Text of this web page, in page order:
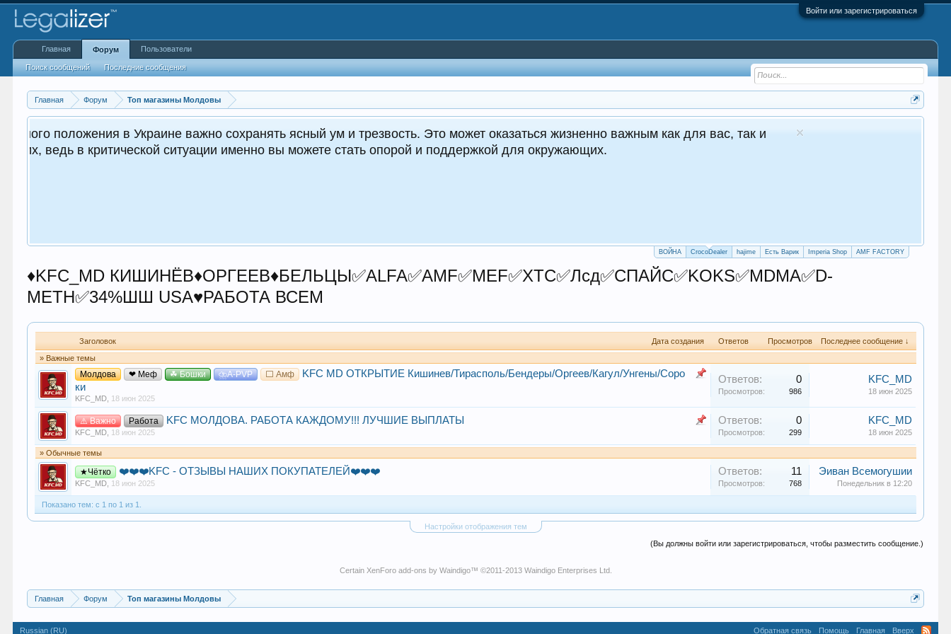
Войти или зарегистрироваться
Главная Форум Топ магазины Молдовы
как для вас, так и
CrocoDealer - №1 в Молдове Сайт авто продаж
Круглосуточные продажи 24/7
ВОЙНА CrocoDealer hajime Есть Варик Imperia Shop AMF FACTORY
♦️KFC_MD КИШИНЁВ♦️ОРГЕЕВ♦️БЕЛЬЦЫ✅ALFA✅AMF✅MEF✅XTC✅Лсд✅СПАЙС✅KOKS✅MDMA✅D-
METH✅34%ШШ USA♥️РАБОТА ВСЕМ
Заголовок Дата создания Ответов Просмотров
Последнее сообщение ↓
» Важные темы
Молдова ❤ Меф ☘ Бошки ⛈A-PVP ⬜ Амф
KFC MD ОТКРЫТИЕ Кишинев/Тирасполь/Бендеры/Оргеев/Кагул/Унгены/Соро
ки
KFC_MD 18 июн 2025
Ответов: 0
Просмотров: 986
KFC_MD
18 июн 2025
⚠️ Важно Работа KFC МОЛДОВА. РАБОТА КАЖДОМУ!!! ЛУЧШИЕ ВЫПЛАТЫ
KFC_MD 18 июн 2025
Ответов: 0
Просмотров: 299
KFC_MD
18 июн 2025
» Обычные темы
★Чётко ❤️❤️❤️KFC - ОТЗЫВЫ НАШИХ ПОКУПАТЕЛЕЙ❤️❤️❤️
KFC_MD 18 июн 2025
Ответов: 11
Просмотров: 768
Эиван Всемогушии
Понедельник в 12:20
Показано тем: с 1 по 1 из 1.
Настройки отображения тем
(Вы должны войти или зарегистрироваться, чтобы разместить сообщение.)
Certain XenForo add-ons by Waindigo™ ©2011-2013 Waindigo Enterprises Ltd.
Главная Форум Топ магазины Молдовы
Главная Форум
Поиск сообщений Последние сообщения
Пользователи
Russian (RU) Обратная связь Помощь Главная Вверх